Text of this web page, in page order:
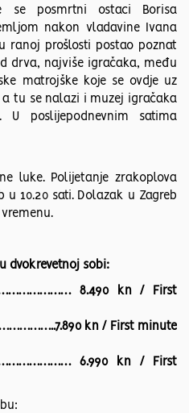
se posmrtni ostaci Borisa
nakon vladavine Ivana
ranoj prošlosti postao poznat
drva, najviše igračaka, među
matrojške koje se ovdje uz
tu se nalazi i muzej igračaka
poslijepodnevnim satima
luke. Polijetanje zrakoplova
u 10.20 sati. Dolazak u Zagreb
dvokrevetnoj sobi:
8.490 kn / First
kn / First minute
6.990 kn / First